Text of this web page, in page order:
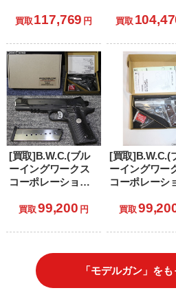
COLLECTION 戦士
グーン シリアルナ
ンバー2:クイーン・
エメラルダスモデ
ル
買取 117,769 円
ィション 「ブ
買取
[買取]B.W.C.(ブル
ーイングワークス
コーポレーション)
ガン ウィルソンコ
ルフレーム ライト
ルーイング仕様
買取 99,200 円
[買取]B.W.C.(
ーイングワー
コーポレーシ
ガン AMT
ードボーラー)
買取
「モデルガン」を